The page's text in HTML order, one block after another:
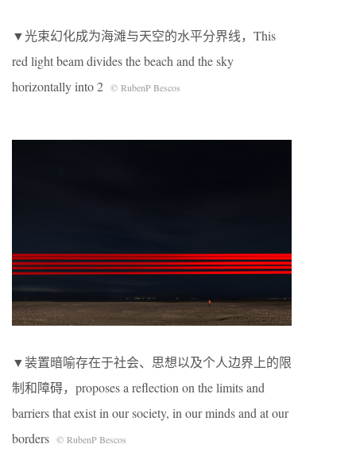
▼光束幻化成为海滩与天空的水平分界线，This
red light beam divides the beach and the sky
horizontally into 2 © RubenP Bescos
▼装置暗喻存在于社会、思想以及个人边界上的限
制和障碍，proposes a reﬂection on the limits and
barriers that exist in our society, in our minds and at our
borders © RubenP Bescos